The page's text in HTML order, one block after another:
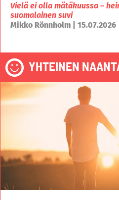
Vielä ei olla mätäkuussa –
suomalainen suvi
Mikko Rönnholm | 15.07.2026
YHTEINEN